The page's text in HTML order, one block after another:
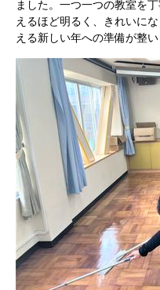
ました。一つ一つの教室を
えるほど明るく、きれいに
える新しい年への準備が整い